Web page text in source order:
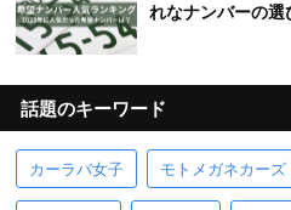
れなナンバーの選
話題のキーワード
カーラバ女子 モトメガネカーズ